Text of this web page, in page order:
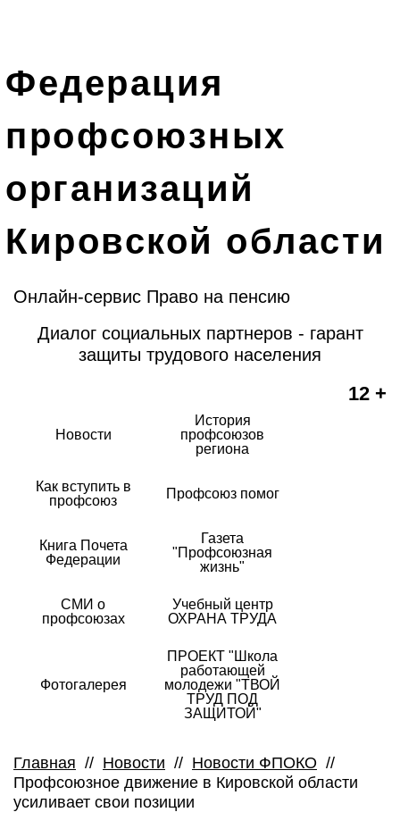
Федерация
профсоюзных
организаций
Кировской области
Онлайн-сервис Право на пенсию
Диалог социальных партнеров - гарант
защиты трудового населения
12 +
Новости
История
профсоюзов
региона
Как вступить в
профсоюз
Профсоюз помог
Книга Почета
Федерации
Газета
"Профсоюзная
жизнь"
СМИ о
профсоюзах
Учебный центр
ОХРАНА ТРУДА
Фотогалерея
ПРОЕКТ "Школа
работающей
молодежи "ТВОЙ
ТРУД ПОД
ЗАЩИТОЙ"
Главная // Новости // Новости ФПОКО //
Профсоюзное движение в Кировской области
усиливает свои позиции